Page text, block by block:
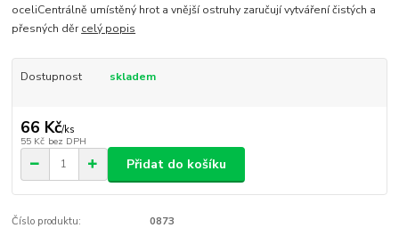
oceliCentrálně umístěný hrot a vnější ostruhy zaručují vytváření čistých a
přesných děrcelý popis
Dostupnost skladem
66 Kč/ks
55 Kč bez DPH
Přidat do košíku
Číslo produktu:
0873